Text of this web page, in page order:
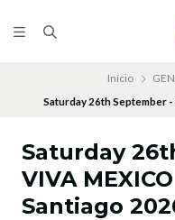
Início
Saturday 26th September -
Saturday
VIVA
Santiago